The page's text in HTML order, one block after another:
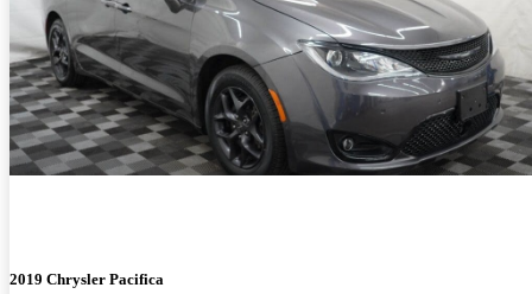
2019 Chrysler Pacifica